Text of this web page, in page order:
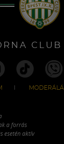
a forrás
esetén aktív